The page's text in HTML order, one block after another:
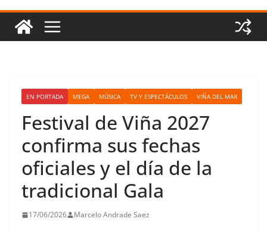
EN PORTADA MEGA MÚSICA TV Y ESPECTÁCULOS VIÑA DEL MAR
Festival de Viña 2027
confirma sus fechas
oficiales y el día de la
tradicional Gala
17/06/2026 Marcelo Andrade Saez